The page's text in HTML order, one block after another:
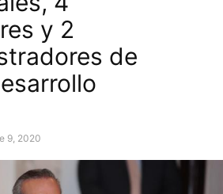
y 2
de
9, 2020